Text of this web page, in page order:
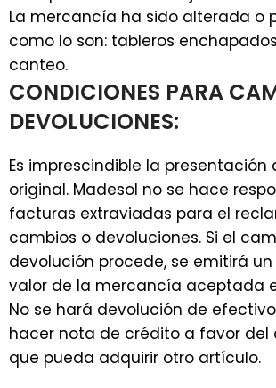
La mercancía ha sido alterada o
como lo son: tableros
canteo.
CONDICIONES PARA
DEVOLUCIONES:
Es imprescindible la
original. Madesol no se hace
facturas extraviadas para el
cambios o devoluciones. Si el
devolución procede, se emitirá
valor de la mercancía aceptada
No se hará devolución de
hacer nota de crédito a favor del
que pueda adquirir otro artículo.